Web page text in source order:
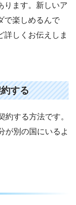
ります。新しいア
で楽しめるんで
詳しくお伝えしま
する
する方法です。
が別の国にいるよ